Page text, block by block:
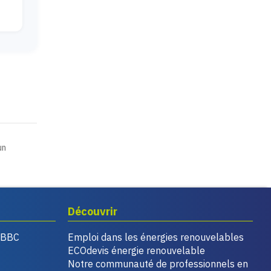
Découvrir
Emploi dans les énergies renouvelables
ECOdevis énergie renouvelable
Notre communauté de professionnels en